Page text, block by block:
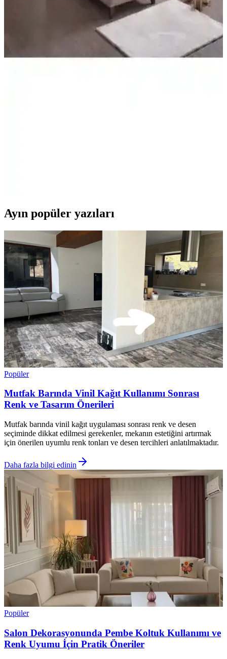
Yüksek kaliteli malzemeleri ve teknolojik özellikleriyle öne çıkan
Midilife Bamboo Hygiene ve Comfort yatak, ergonomik tasarımıyla
sağlıklı ve rahat bir uyku deneyimi sunar.
Yatakcım Luvita Tavşan Tüyü Ultra Full Ortopedik
Pedli Yatak 140x190 Konfor ve Dayanıklılık
Ayın popüler yazıları
Popüler
Mutfak Barında Vinil Kağıt Kullanımı Sonrası
Renk ve Tasarım Önerileri
Mutfak barında vinil kağıt uygulaması sonrası renk ve desen
seçiminde dikkat edilmesi gerekenler, mekanın estetiğini artırmak
için önerilen uyumlu renk tonları ve desen tercihleri anlatılmaktadır.
Daha fazla bilgi edinin
Popüler
Salon Dekorasyonunda Pembe Koltuk Kullanımı ve
Renk Uyumu İçin Pratik Öneriler